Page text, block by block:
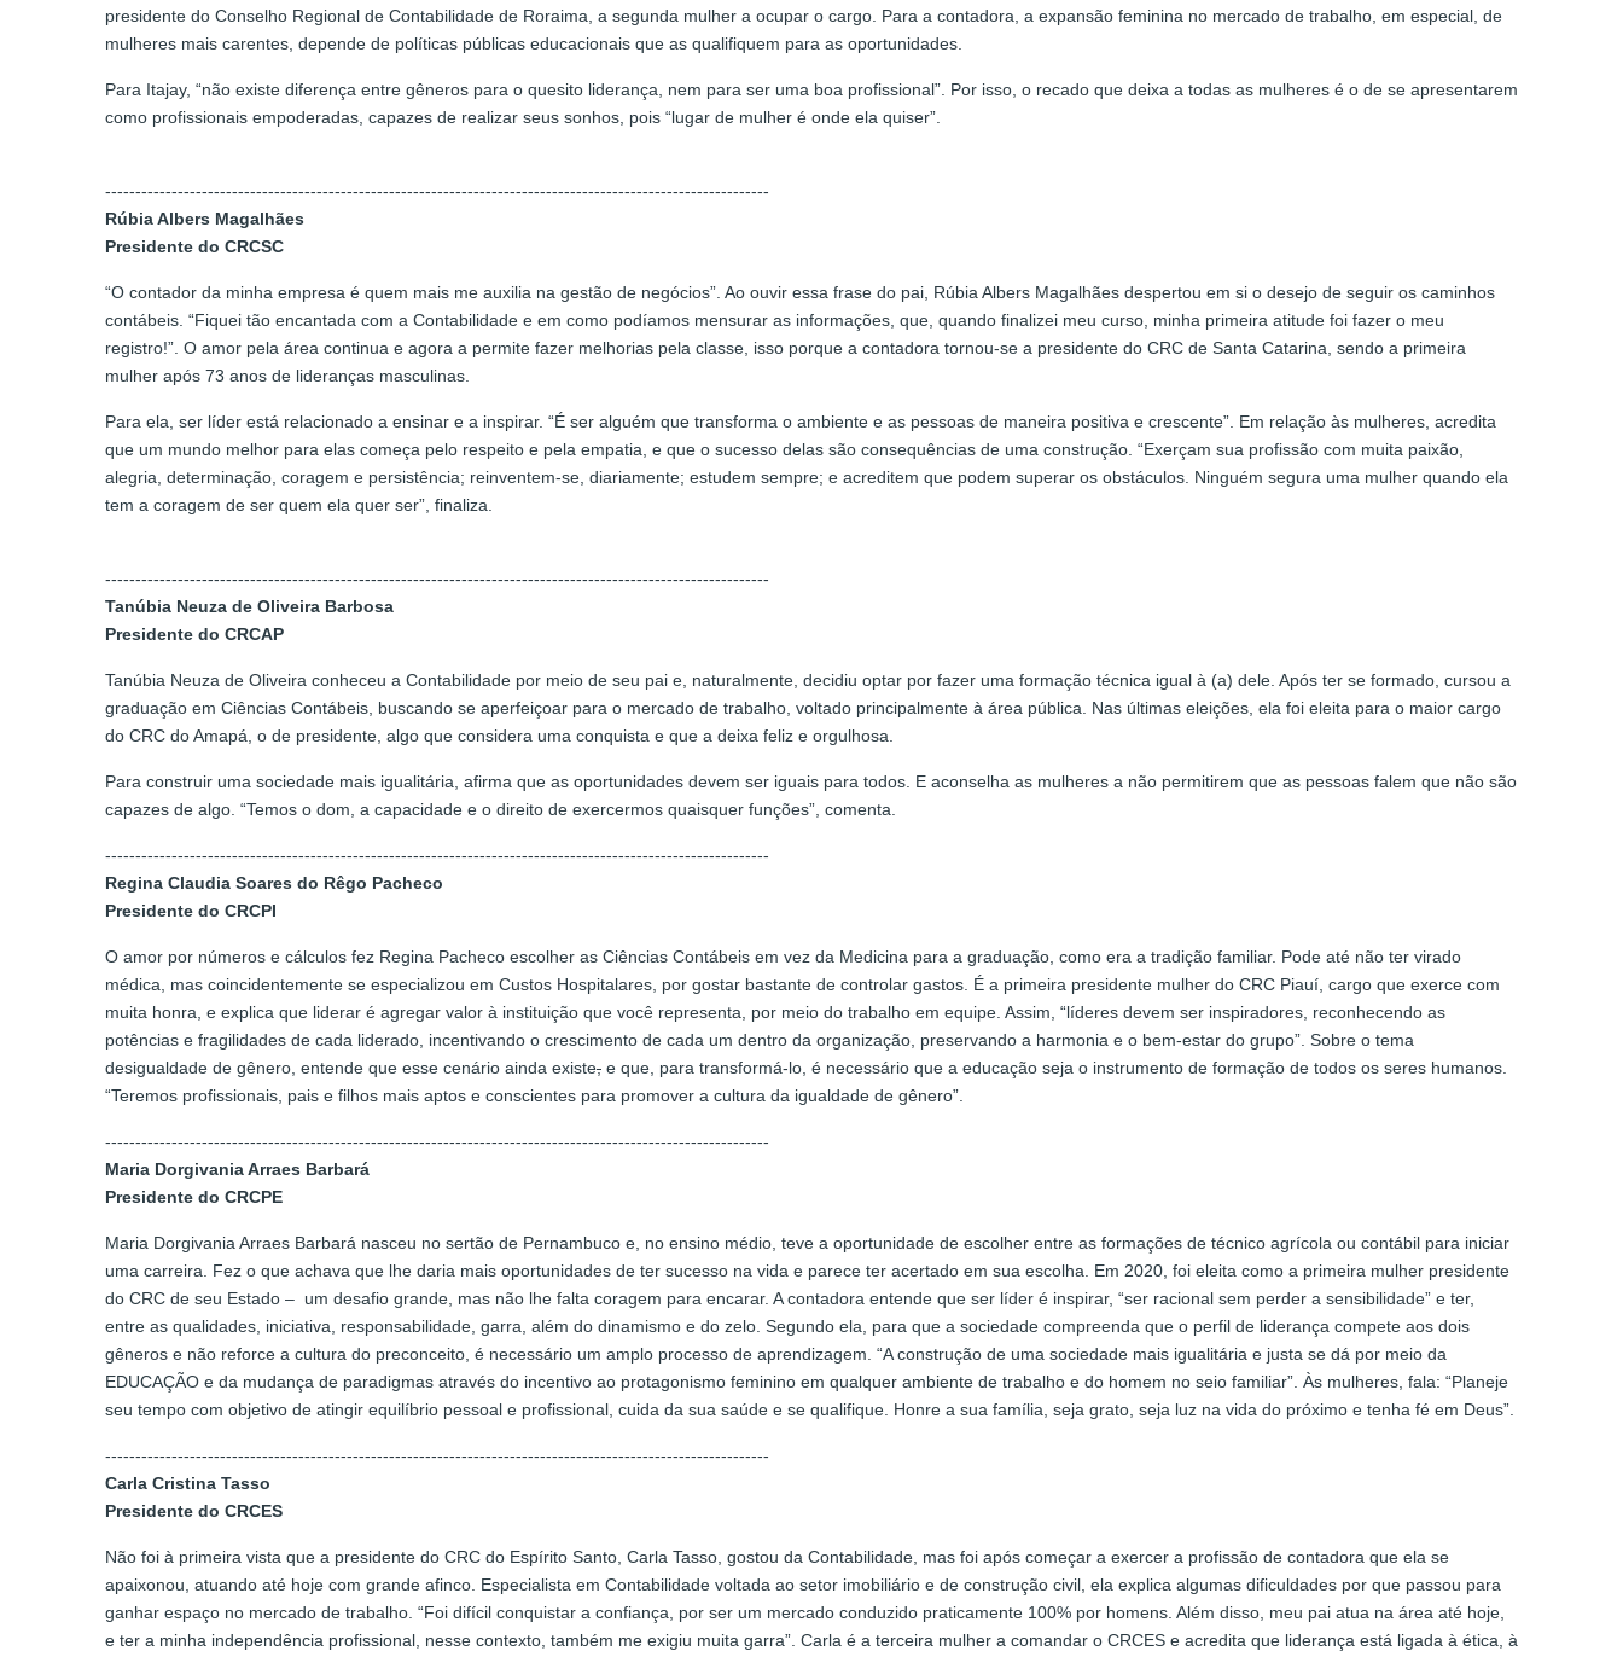
presidente do Conselho Regional de Contabilidade de Roraima, a segunda mulher a ocupar o cargo. Para a contadora, a expansão feminina no mercado de trabalho, em especial, de
mulheres mais carentes, depende de políticas públicas educacionais que as qualifiquem para as oportunidades.
Para Itajay, “não existe diferença entre gêneros para o quesito liderança, nem para ser uma boa profissional”. Por isso, o recado que deixa a todas as mulheres é o de se apresentarem
como profissionais empoderadas, capazes de realizar seus sonhos, pois “lugar de mulher é onde ela quiser”.
--------------------------------------------------------------------------------------------------------------
Rúbia Albers Magalhães
Presidente do CRCSC
“O contador da minha empresa é quem mais me auxilia na gestão de negócios”. Ao ouvir essa frase do pai, Rúbia Albers Magalhães despertou em si o desejo de seguir os caminhos
contábeis. “Fiquei tão encantada com a Contabilidade e em como podíamos mensurar as informações, que, quando finalizei meu curso, minha primeira atitude foi fazer o meu
registro!”. O amor pela área continua e agora a permite fazer melhorias pela classe, isso porque a contadora tornou-se a presidente do CRC de Santa Catarina, sendo a primeira
mulher após 73 anos de lideranças masculinas.
Para ela, ser líder está relacionado a ensinar e a inspirar. “É ser alguém que transforma o ambiente e as pessoas de maneira positiva e crescente”. Em relação às mulheres, acredita
que um mundo melhor para elas começa pelo respeito e pela empatia, e que o sucesso delas são consequências de uma construção. “Exerçam sua profissão com muita paixão,
alegria, determinação, coragem e persistência; reinventem-se, diariamente; estudem sempre; e acreditem que podem superar os obstáculos. Ninguém segura uma mulher quando ela
tem a coragem de ser quem ela quer ser”, finaliza.
--------------------------------------------------------------------------------------------------------------
Tanúbia Neuza de Oliveira Barbosa
Presidente do CRCAP
Tanúbia Neuza de Oliveira conheceu a Contabilidade por meio de seu pai e, naturalmente, decidiu optar por fazer uma formação técnica igual à (a) dele. Após ter se formado, cursou a
graduação em Ciências Contábeis, buscando se aperfeiçoar para o mercado de trabalho, voltado principalmente à área pública. Nas últimas eleições, ela foi eleita para o maior cargo
do CRC do Amapá, o de presidente, algo que considera uma conquista e que a deixa feliz e orgulhosa.
Para construir uma sociedade mais igualitária, afirma que as oportunidades devem ser iguais para todos. E aconselha as mulheres a não permitirem que as pessoas falem que não são
capazes de algo. “Temos o dom, a capacidade e o direito de exercermos quaisquer funções”, comenta.
--------------------------------------------------------------------------------------------------------------
Regina Claudia Soares do Rêgo Pacheco
Presidente do CRCPI
O amor por números e cálculos fez Regina Pacheco escolher as Ciências Contábeis em vez da Medicina para a graduação, como era a tradição familiar. Pode até não ter virado
médica, mas coincidentemente se especializou em Custos Hospitalares, por gostar bastante de controlar gastos. É a primeira presidente mulher do CRC Piauí, cargo que exerce com
muita honra, e explica que liderar é agregar valor à instituição que você representa, por meio do trabalho em equipe. Assim, “líderes devem ser inspiradores, reconhecendo as
potências e fragilidades de cada liderado, incentivando o crescimento de cada um dentro da organização, preservando a harmonia e o bem-estar do grupo”. Sobre o tema
desigualdade de gênero, entende que esse cenário ainda existe, e que, para transformá-lo, é necessário que a educação seja o instrumento de formação de todos os seres humanos.
“Teremos profissionais, pais e filhos mais aptos e conscientes para promover a cultura da igualdade de gênero”.
--------------------------------------------------------------------------------------------------------------
Maria Dorgivania Arraes Barbará
Presidente do CRCPE
Maria Dorgivania Arraes Barbará nasceu no sertão de Pernambuco e, no ensino médio, teve a oportunidade de escolher entre as formações de técnico agrícola ou contábil para iniciar
uma carreira. Fez o que achava que lhe daria mais oportunidades de ter sucesso na vida e parece ter acertado em sua escolha. Em 2020, foi eleita como a primeira mulher presidente
do CRC de seu Estado – um desafio grande, mas não lhe falta coragem para encarar. A contadora entende que ser líder é inspirar, “ser racional sem perder a sensibilidade” e ter,
entre as qualidades, iniciativa, responsabilidade, garra, além do dinamismo e do zelo. Segundo ela, para que a sociedade compreenda que o perfil de liderança compete aos dois
gêneros e não reforce a cultura do preconceito, é necessário um amplo processo de aprendizagem. “A construção de uma sociedade mais igualitária e justa se dá por meio da
EDUCAÇÃO e da mudança de paradigmas através do incentivo ao protagonismo feminino em qualquer ambiente de trabalho e do homem no seio familiar”. Às mulheres, fala: “Planeje
seu tempo com objetivo de atingir equilíbrio pessoal e profissional, cuida da sua saúde e se qualifique. Honre a sua família, seja grato, seja luz na vida do próximo e tenha fé em Deus”.
--------------------------------------------------------------------------------------------------------------
Carla Cristina Tasso
Presidente do CRCES
Não foi à primeira vista que a presidente do CRC do Espírito Santo, Carla Tasso, gostou da Contabilidade, mas foi após começar a exercer a profissão de contadora que ela se
apaixonou, atuando até hoje com grande afinco. Especialista em Contabilidade voltada ao setor imobiliário e de construção civil, ela explica algumas dificuldades por que passou para
ganhar espaço no mercado de trabalho. “Foi difícil conquistar a confiança, por ser um mercado conduzido praticamente 100% por homens. Além disso, meu pai atua na área até hoje,
e ter a minha independência profissional, nesse contexto, também me exigiu muita garra”. Carla é a terceira mulher a comandar o CRCES e acredita que liderança está ligada à ética, à